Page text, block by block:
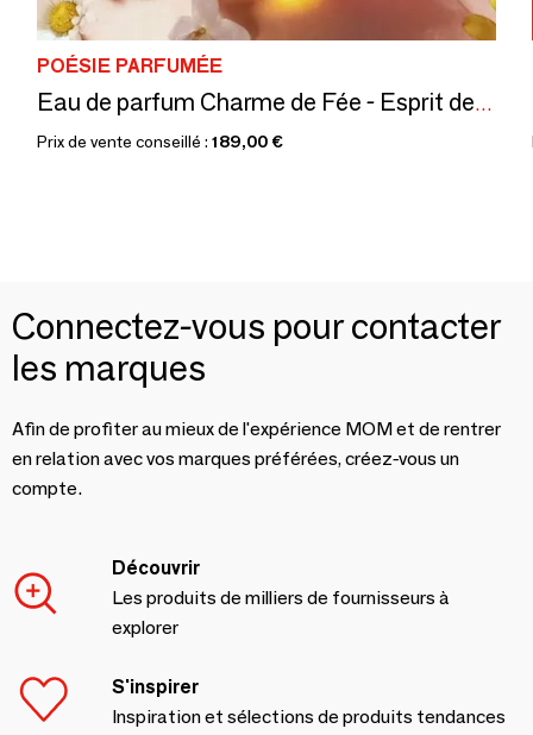
POÉSIE PARFUMÉE
Eau de parfum Charme de Fée - Esprit des Fleurs - recharge 100mL
Prix de vente conseillé : 189,00 €
Connectez-vous pour contacter
les marques
Afin de profiter au mieux de l'expérience MOM et de rentrer
en relation avec vos marques préférées, créez-vous un
compte.
Découvrir
Les produits de milliers de fournisseurs à
explorer
S'inspirer
Inspiration et sélections de produits tendances